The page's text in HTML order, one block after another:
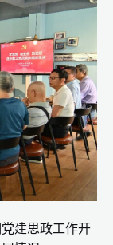
建思政工作开